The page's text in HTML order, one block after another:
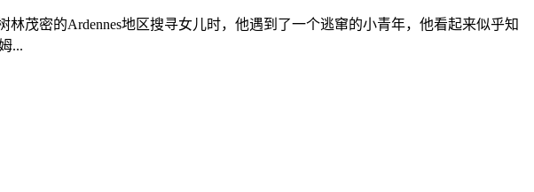
茂密的Ardennes地区搜寻女儿时，他遇到了一个逃窜的小青年，他看起来似乎知
...